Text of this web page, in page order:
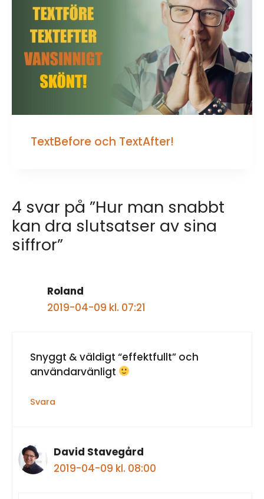
TextBefore och TextAfter!
4 svar på ”Hur man snabbt
kan dra slutsatser av sina
siffror”
Roland
2019-04-09 kl. 07:21
Snyggt & väldigt “effektfullt” och
användarvänligt
Svara
David Stavegård
2019-04-09 kl. 08:00